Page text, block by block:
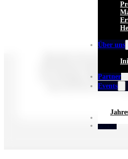
Über uns
Partner
Events
Portal
Bezieht sich auf
öffentlichen Raums
neue Beläge,
dem Ziel der